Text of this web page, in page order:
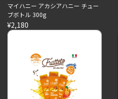
マイハニー アカシアハニー チュー
ブボトル 300g
¥2,180